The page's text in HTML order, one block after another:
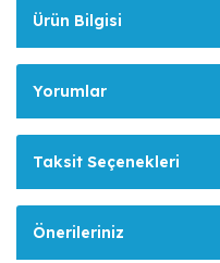
Ürün Bilgisi
Yorumlar
Taksit Seçenekleri
Önerileriniz